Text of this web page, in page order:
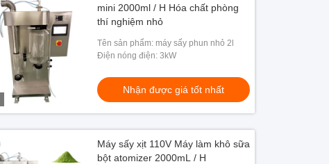
mini 2000ml / H Hóa chất phòng
thí nghiệm nhỏ
Tên sản phẩm: máy sấy phun nhỏ 2l
Điện nóng điện: 3kW
Nhận được giá tốt nhất
Máy sấy xịt 110V Máy làm khô sữa
bột atomizer 2000mL / H